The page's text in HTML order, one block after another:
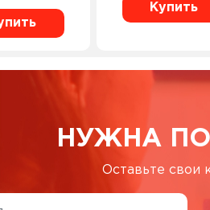
Купить
НУЖНА
Оставьте свои